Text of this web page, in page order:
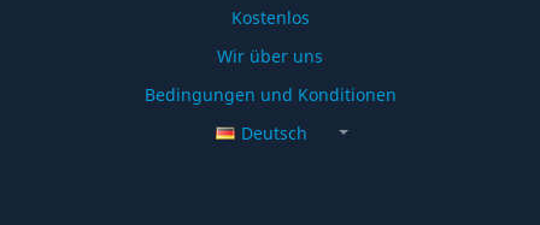
Kostenlos
Wir über uns
Bedingungen und Konditionen
Deutsch